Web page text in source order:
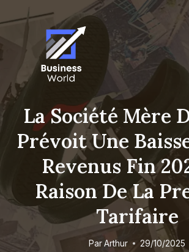
to
La Société Mère
Prévoit Une
Revenus Fin
Raison De La
Tarifaire
ParArthur 29/10/2025